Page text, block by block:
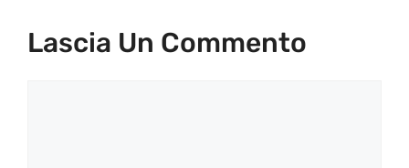
Lascia Un Commento